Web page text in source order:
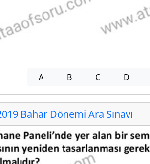
A B C D
Bahar Dönemi Ara Sınavı